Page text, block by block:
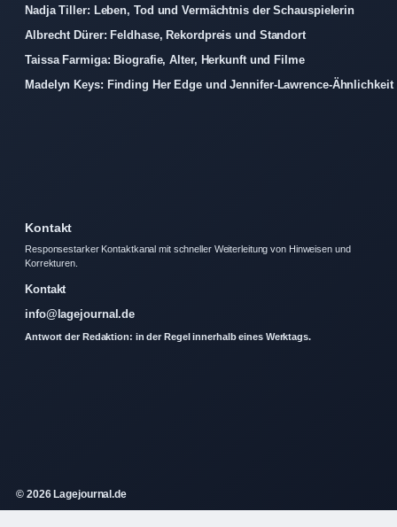
Nadja Tiller: Leben, Tod und Vermächtnis der Schauspielerin
Albrecht Dürer: Feldhase, Rekordpreis und Standort
Taissa Farmiga: Biografie, Alter, Herkunft und Filme
Madelyn Keys: Finding Her Edge und Jennifer-Lawrence-Ähnlichkeit
Kontakt
Responsestarker Kontaktkanal mit schneller Weiterleitung von Hinweisen und
Korrekturen.
Kontakt
info@lagejournal.de
Antwort der Redaktion: in der Regel innerhalb eines Werktags.
© 2026 Lagejournal.de